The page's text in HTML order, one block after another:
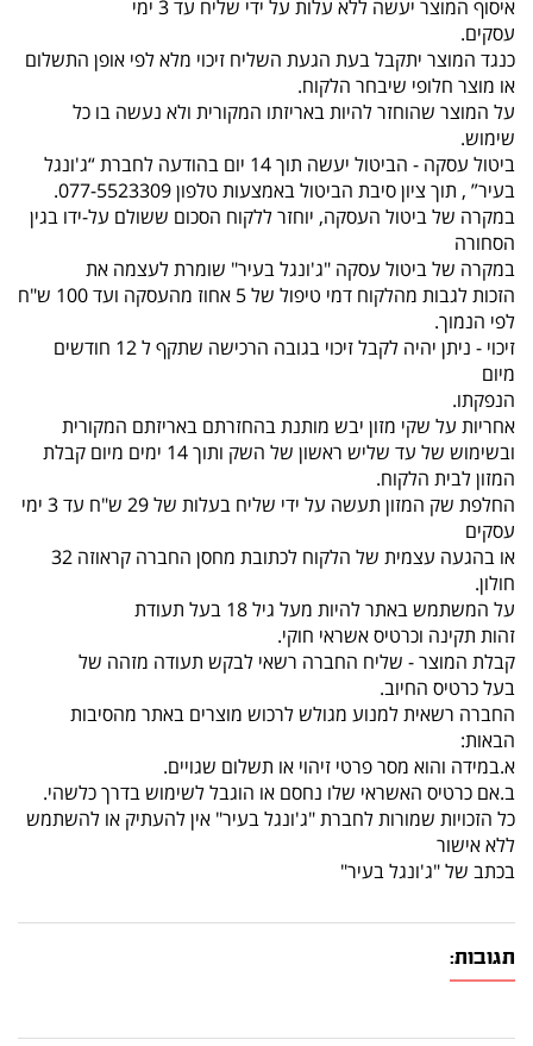
איסוף המוצר יעשה ללא עלות על ידי שליח עד 3 ימי
עסקים.
כנגד המוצר יתקבל בעת הגעת השליח זיכוי מלא לפי אופן התשלום
או מוצר חלופי שיבחר הלקוח.
על המוצר שהוחזר להיות באריזתו המקורית ולא נעשה בו כל
שימוש.
ביטול עסקה - הביטול יעשה תוך 14 יום בהודעה לחברת “ג'ונגל
בעיר” , תוך ציון סיבת הביטול באמצעות טלפון 077-5523309.
במקרה של ביטול העסקה, יוחזר ללקוח הסכום ששולם על-ידו בגין
הסחורה
במקרה של ביטול עסקה "ג'ונגל בעיר" שומרת לעצמה את
הזכות לגבות מהלקוח דמי טיפול של 5 אחוז מהעסקה ועד 100 ש"ח
לפי הנמוך.
זיכוי - ניתן יהיה לקבל זיכוי בגובה הרכישה שתקף ל 12 חודשים
מיום
הנפקתו.
אחריות על שקי מזון יבש מותנת בהחזרתם באריזתם המקורית
ובשימוש של עד שליש ראשון של השק ותוך 14 ימים מיום קבלת
המזון לבית הלקוח.
החלפת שק המזון תעשה על ידי שליח בעלות של 29 ש"ח עד 3 ימי
עסקים
או בהגעה עצמית של הלקוח לכתובת מחסן החברה קראוזה 32
חולון.
על המשתמש באתר להיות מעל גיל 18 בעל תעודת
זהות תקינה וכרטיס אשראי חוקי.
קבלת המוצר - שליח החברה רשאי לבקש תעודה מזהה של
בעל כרטיס החיוב.
החברה רשאית למנוע מגולש לרכוש מוצרים באתר מהסיבות
הבאות:
א.במידה והוא מסר פרטי זיהוי או תשלום שגויים.
ב.אם כרטיס האשראי שלו נחסם או הוגבל לשימוש בדרך כלשהי.
כל הזכויות שמורות לחברת "ג'ונגל בעיר" אין להעתיק או להשתמש
ללא אישור
בכתב של "ג'ונגל בעיר"
תגובות: